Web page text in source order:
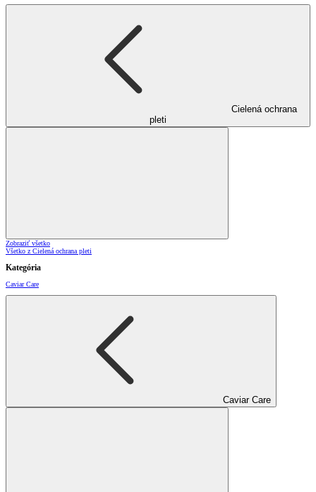
Cielená ochrana
pleti
Zobraziť všetko
Všetko z Cielená ochrana pleti
Kategória
Caviar Care
Caviar Care